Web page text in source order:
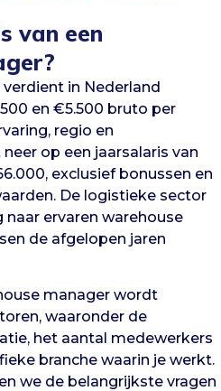
van een
in Nederland
en €5.500 bruto per
regio en
op een jaarsalaris van
exclusief bonussen en
De logistieke sector
ervaren warehouse
de afgelopen jaren
manager wordt
waaronder de
het aantal medewerkers
branche waarin je werkt.
we de belangrijkste vragen